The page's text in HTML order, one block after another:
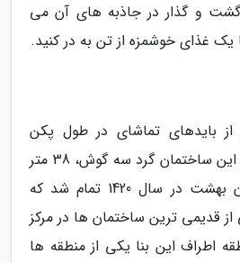
گشت و گذار در جاذبه های آن می
یک غذای خوشمزه از تن به در کنید.
بایدهای تماشای در طول پکن
گردی تان است. ارتفاع این ساختمان گرد سه گوش، 38 متر
است. ساخت ساختمان بهشت در سال 1420 تمام شد که
قدیمی ترین ساختمان ها در مرکز
اطراف این بنا یکی از منطقه ها